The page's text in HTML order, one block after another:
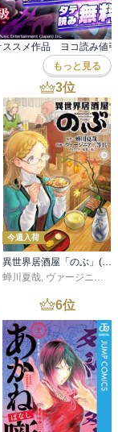
もっと見る
3位
今週入荷
蝉川夏哉 ヴァージニア二等兵
6位